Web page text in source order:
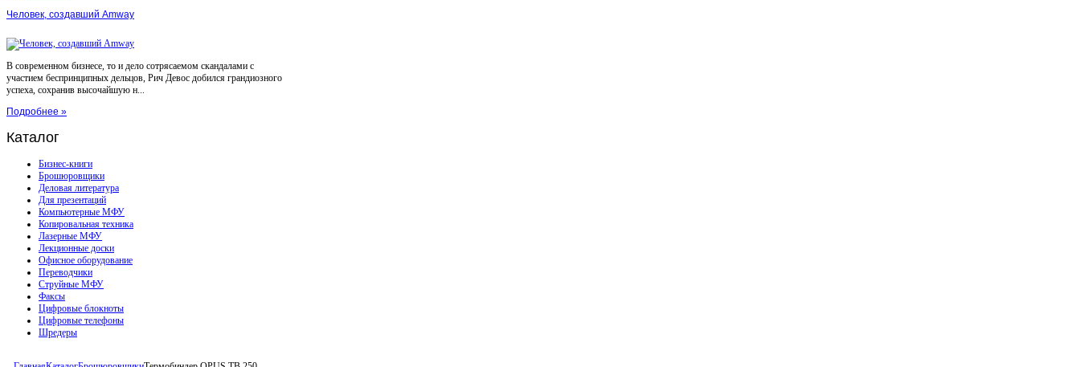
Человек, создавший Amway
В современном бизнесе, то и дело сотрясаемом скандалами с
участием беспринципных дельцов, Рич Девос добился грандиозного
успеха, сохранив высочайшую н...
Подробнее »
Каталог
Бизнес-книги
Брошюровщики
Деловая литература
Для презентаций
Компьютерные МФУ
Копировальная техника
Лазерные МФУ
Лекционные доски
Офисное оборудование
Переводчики
Струйные МФУ
Факсы
Цифровые блокноты
Цифровые телефоны
Шредеры